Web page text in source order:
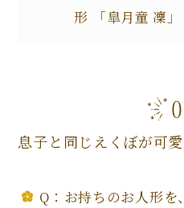
形 「皐月童 凜」
息子と同じえくぼが可
Q：お持ちのお人形